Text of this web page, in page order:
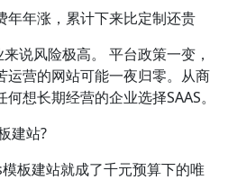
年年涨，累计下来比定制还贵
说风险极高。 平台政策一变，
运营的网站可能一夜归零。从商
想长期经营的企业选择SAAS。
建站?
板建站就成了千元预算下的唯